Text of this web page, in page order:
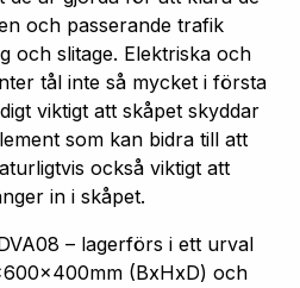
och passerande trafik
och slitage. Elektriska och
tål inte så mycket i första
viktigt att skåpet skyddar
som kan bidra till att
också viktigt att
in i skåpet.
– lagerförs i ett urval
(BxHxD) och